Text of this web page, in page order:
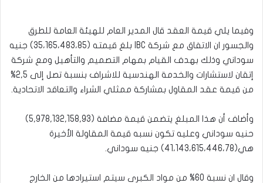
وفيما يلي قيمة العقد قال المدير العام للهيئة العامة للطرق
والجسور ان الاتفاق مع شركة IBC بلغ قيمته (35،165،483،85) جنيه
سوداني وذلك بهدف القيام بمهام التصميم والتأهيل ومع شركة
إتقان لاستشارات والخدمة الهندسية للاشراف بنسبة تصل إلى 2,5%
من قيمة عقد المقاول بمشاركة ممثلي الشراء والتعاقد الاتحادية.
وأضاف أن هذا المبلغ يتضمن قيمة مضافة (5,978,132,158,93)
حنيه سوداني وعليه تكون نسبه قيمة المقاولة الأخيرة
هي(41،143،615،446،78) جنيه سوداني.
وقال ان نسبة 60% من مواد الكبرى سيتم استيرادها من الخارج